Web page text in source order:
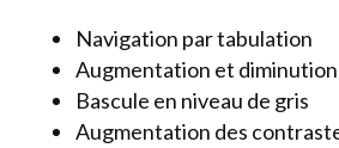
Navigation par tabulation
Augmentation et
Bascule en niveau de gris
Augmentation des